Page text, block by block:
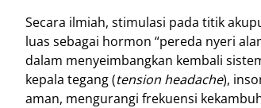
Secara ilmiah, stimulasi pada titik
luas sebagai hormon “pereda nyeri
dalam menyeimbangkan kembali
kepala tegang (tension headache),
aman, mengurangi frekuensi